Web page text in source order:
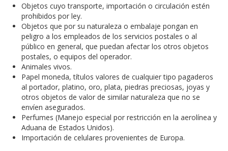
Objetos cuyo transporte, importación o circulación estén
prohibidos por ley.
Objetos que por su naturaleza o embalaje pongan en
peligro a los empleados de los servicios postales o al
público en general, que puedan afectar los otros objetos
postales, o equipos del operador.
Animales vivos.
Papel moneda, títulos valores de cualquier tipo pagaderos
al portador, platino, oro, plata, piedras preciosas, joyas y
otros objetos de valor de similar naturaleza que no se
envíen asegurados.
Perfumes (Manejo especial por restricción en la aerolínea y
Aduana de Estados Unidos).
Importación de celulares provenientes de Europa.